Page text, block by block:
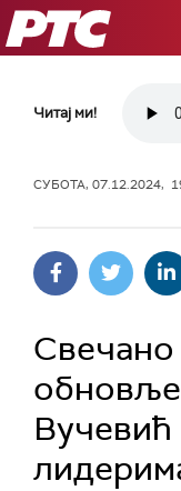
РТС
Читај ми!
СУБОТА, 07.12.2024,
Свечано
Вучевић